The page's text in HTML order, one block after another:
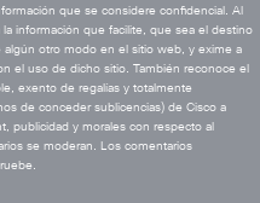
que se considere confidencial. Al
información que facilite, que sea el destino
otro modo en el sitio web, y exime a
el uso de dicho sitio. También reconoce el
exento de regalías y totalmente
de conceder sublicencias) de Cisco a
publicidad y morales con respecto al
se moderan. Los comentarios